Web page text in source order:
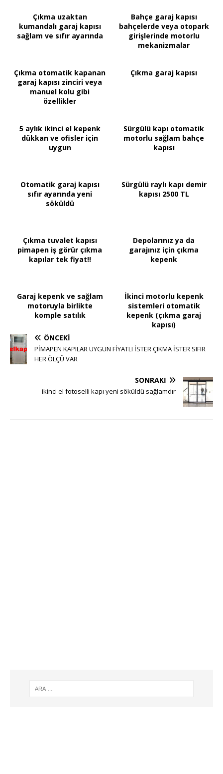
Çıkma uzaktan
kumandalı garaj kapısı
sağlam ve sıfır ayarında
Bahçe garaj kapısı
bahçelerde veya otopark
girişlerinde motorlu
mekanizmalar
Çıkma otomatik kapanan
garaj kapısı zinciri veya
manuel kolu gibi
özellikler
Çıkma garaj kapısı
5 aylık ikinci el kepenk
dükkan ve ofisler için
uygun
Sürgülü kapı otomatik
motorlu sağlam bahçe
kapısı
Otomatik garaj kapısı
sıfır ayarında yeni
söküldü
Sürgülü raylı kapı demir
kapısı 2500 TL
Çıkma tuvalet kapısı
pimapen iş görür çıkma
kapılar tek fiyat!!
Depolarınız ya da
garajınız için çıkma
kepenk
Garaj kepenk ve sağlam
motoruyla birlikte
komple satılık
İkinci motorlu kepenk
sistemleri otomatik
kepenk (çıkma garaj
kapısı)
ÖNCEKI
PİMAPEN KAPILAR UYGUN FİYATLI İSTER ÇIKMA İSTER SIFIR
HER ÖLÇÜ VAR
SONRAKI
ikinci el fotoselli kapı yeni söküldü sağlamdır